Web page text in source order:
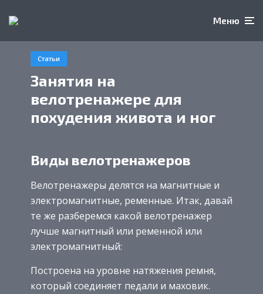
Меню
Статьи
Занятия на
велотренажере для
похудения живота и ног
Виды велотренажеров
Велотренажеры делятся на магнитные и
электромагнитные, ременные. Итак, давай
те же разберемся какой велотренажер
лучше магнитный или ременной или
электромагнитный:
Построена на уровне натяжения ремня,
который соединяет педали и маховик.